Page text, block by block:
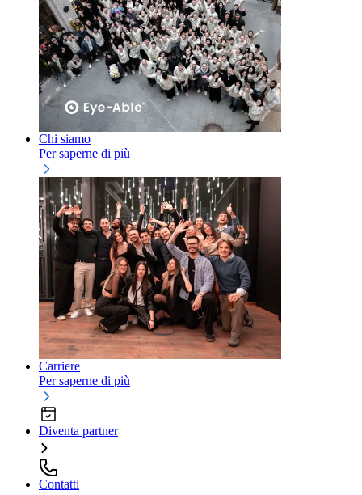
Chi siamo
Per saperne di più
Carriere
Per saperne di più
Diventa partner
Contatti